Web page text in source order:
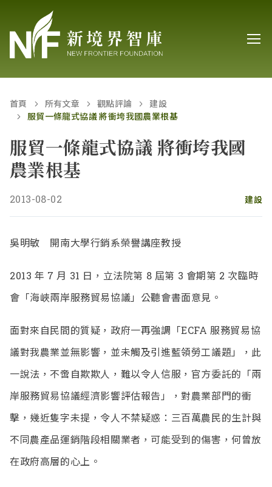
首頁 所有文章 觀點評論
建設
服貿一條龍式協議 將衝垮我國農業根基
服貿一條龍式協議 將衝垮我國
農業根基
2013-08-02 建設
吳明敏 開南大學行銷系榮譽講座教授
2013 年 7 月 31 日，立法院第 8 屆第 3 會期第 2 次臨時
會「海峽兩岸服務貿易協議」公聽會書面意見。
面對來自民間的質疑，政府一再強調「ECFA 服務貿易協
議對我農業並無影響，並未觸及引進藍領勞工議題」，此
一說法，不啻自欺欺人，難以令人信服，官方委託的「兩
岸服務貿易協議經濟影響評估報告」，對農業部門的衝
擊，幾近隻字未提，令人不禁疑惑：三百萬農民的生計與
不同農產品運銷階段相關業者，可能受到的傷害，何曾放
在政府高層的心上。